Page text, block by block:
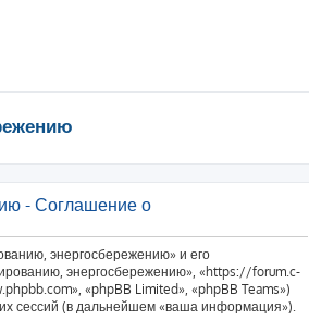
- Соглашение о
энергосбережению» и его
энергосбережению», «https://forum.c-
«phpBB Limited», «phpBB Teams»)
сессий (в дальнейшем «ваша информация»).